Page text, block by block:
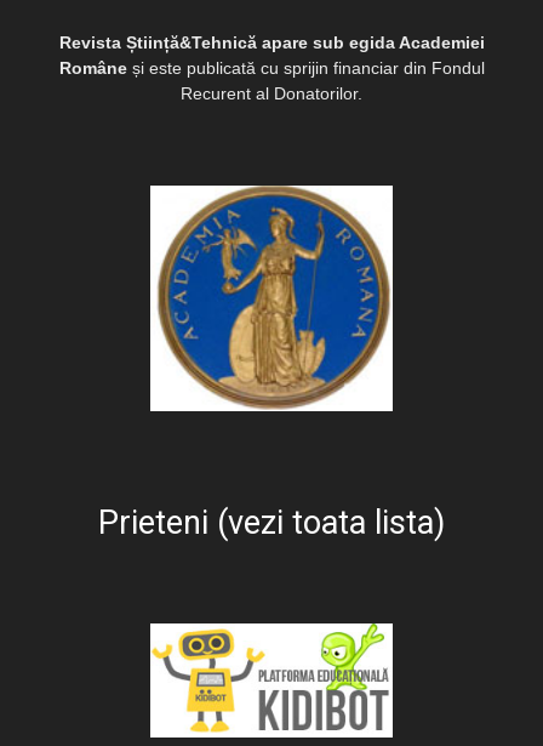
Revista Știință&Tehnică apare sub egida Academiei
Româneși este publicată cu sprijin financiar din Fondul
Recurent al Donatorilor.
Prieteni (vezi toata lista)